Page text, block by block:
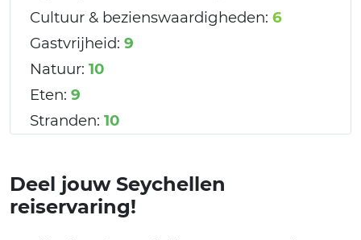
Cultuur & bezienswaardigheden: 6
Gastvrijheid: 9
Natuur: 10
Eten: 9
Stranden: 10
Deel jouw Seychellen
reiservaring!